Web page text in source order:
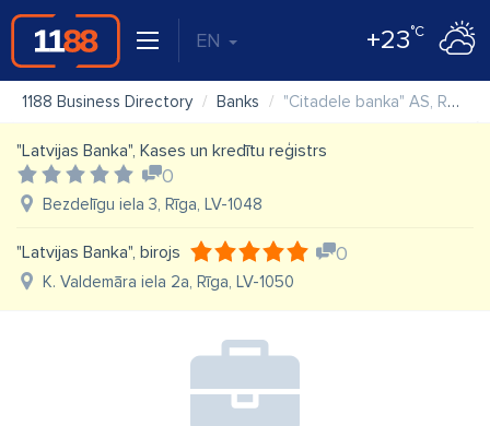
EN +23°C
1188 Business Directory Banks "Citadele banka" AS, Rēzeknes filiāle
"Latvijas Banka", Kases un kredītu reģistrs
0
Bezdelīgu iela 3, Rīga, LV-1048
"Latvijas Banka", birojs 0
K. Valdemāra iela 2a, Rīga, LV-1050